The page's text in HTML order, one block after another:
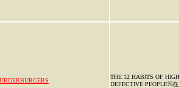
THE 12 HABITS OF
DEFECTIVE PEOPLE※